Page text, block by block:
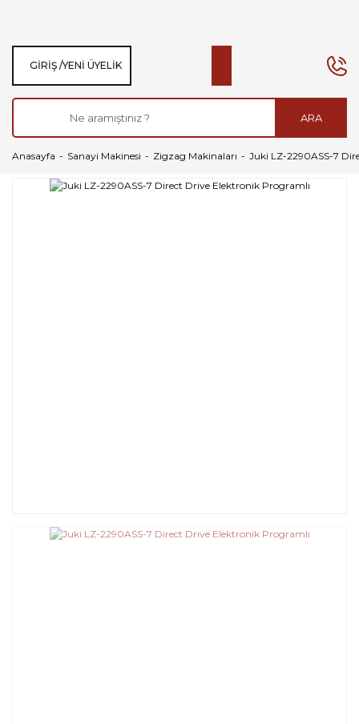
ARA
GIRIŞ /YENI ÜYELIK
Anasayfa Sanayi Makinesi Zigzag Makinaları Juki LZ-2290ASS-7